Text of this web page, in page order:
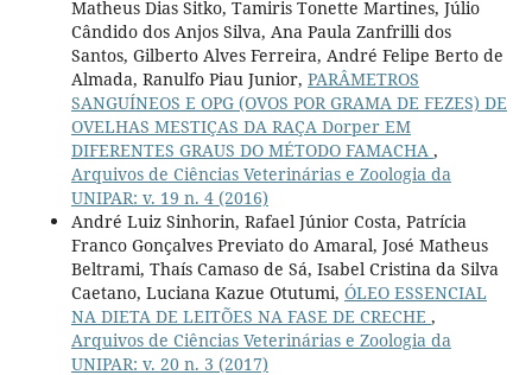
Matheus Dias Sitko, Tamiris Tonette Martines, Júlio
Cândido dos Anjos Silva, Ana Paula Zanfrilli dos
Santos, Gilberto Alves Ferreira, André Felipe Berto de
Almada, Ranulfo Piau Junior, PARÂMETROS
SANGUÍNEOS E OPG (OVOS POR GRAMA DE FEZES) DE
OVELHAS MESTIÇAS DA RAÇA Dorper EM
DIFERENTES GRAUS DO MÉTODO FAMACHA ,
Arquivos de Ciências Veterinárias e Zoologia da
UNIPAR: v. 19 n. 4 (2016)
André Luiz Sinhorin, Rafael Júnior Costa, Patrícia
Franco Gonçalves Previato do Amaral, José Matheus
Beltrami, Thaís Camaso de Sá, Isabel Cristina da Silva
Caetano, Luciana Kazue Otutumi, ÓLEO ESSENCIAL
NA DIETA DE LEITÕES NA FASE DE CRECHE ,
Arquivos de Ciências Veterinárias e Zoologia da
UNIPAR: v. 20 n. 3 (2017)